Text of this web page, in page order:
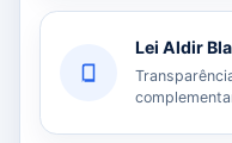
Lei Aldir